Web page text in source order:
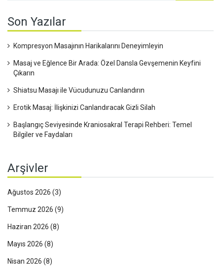
Son Yazılar
Kompresyon Masajının Harikalarını Deneyimleyin
Masaj ve Eğlence Bir Arada: Özel Dansla Gevşemenin Keyfini
Çıkarın
Shiatsu Masajı ile Vücudunuzu Canlandırın
Erotik Masaj: İlişkinizi Canlandıracak Gizli Silah
Başlangıç Seviyesinde Kraniosakral Terapi Rehberi: Temel
Bilgiler ve Faydaları
Arşivler
Ağustos 2026 (3)
Temmuz 2026 (9)
Haziran 2026 (8)
Mayıs 2026 (8)
Nisan 2026 (8)